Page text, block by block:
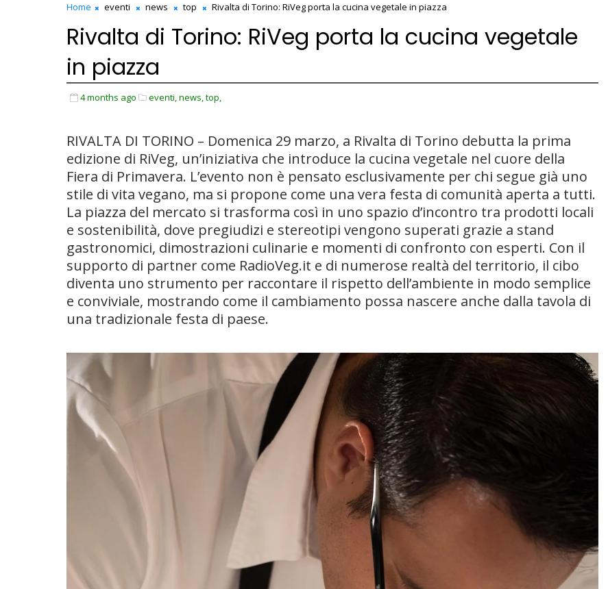
Home eventi news top Rivalta di Torino: RiVeg porta la cucina vegetale in piazza
Rivalta di Torino: RiVeg porta la cucina vegetale
in piazza
4 months ago eventi,news,top,
RIVALTA DI TORINO – Domenica 29 marzo, a Rivalta di Torino debutta la prima
edizione di RiVeg, un’iniziativa che introduce la cucina vegetale nel cuore della
Fiera di Primavera. L’evento non è pensato esclusivamente per chi segue già uno
stile di vita vegano, ma si propone come una vera festa di comunità aperta a tutti.
La piazza del mercato si trasforma così in uno spazio d’incontro tra prodotti locali
e sostenibilità, dove pregiudizi e stereotipi vengono superati grazie a stand
gastronomici, dimostrazioni culinarie e momenti di confronto con esperti. Con il
supporto di partner come RadioVeg.it e di numerose realtà del territorio, il cibo
diventa uno strumento per raccontare il rispetto dell’ambiente in modo semplice
e conviviale, mostrando come il cambiamento possa nascere anche dalla tavola di
una tradizionale festa di paese.